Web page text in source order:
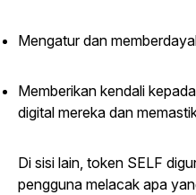
Mengatur dan
Memberikan kendali
digital mereka dan
Di sisi lain, token SELF
pengguna melacak apa